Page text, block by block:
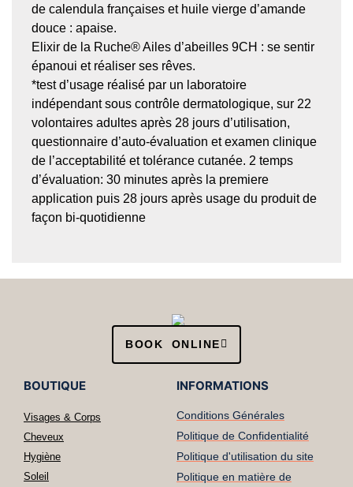
de calendula françaises et huile vierge d’amande
douce : apaise.
Elixir de la Ruche® Ailes d’abeilles 9CH : se sentir
épanoui et réaliser ses rêves.
*test d’usage réalisé par un laboratoire
indépendant sous contrôle dermatologique, sur 22
volontaires adultes après 28 jours d’utilisation,
questionnaire d’auto-évaluation et examen clinique
de l’acceptabilité et tolérance cutanée. 2 temps
d’évaluation: 30 minutes après la premiere
application puis 28 jours après usage du produit de
façon bi-quotidienne
BOOK ONLINE
BOUTIQUE
Visages & Corps
Cheveux
Hygiène
Soleil
INFORMATIONS
Conditions Générales
Politique de Confidentialité
Politique d'utilisation du site
Politique en matière de